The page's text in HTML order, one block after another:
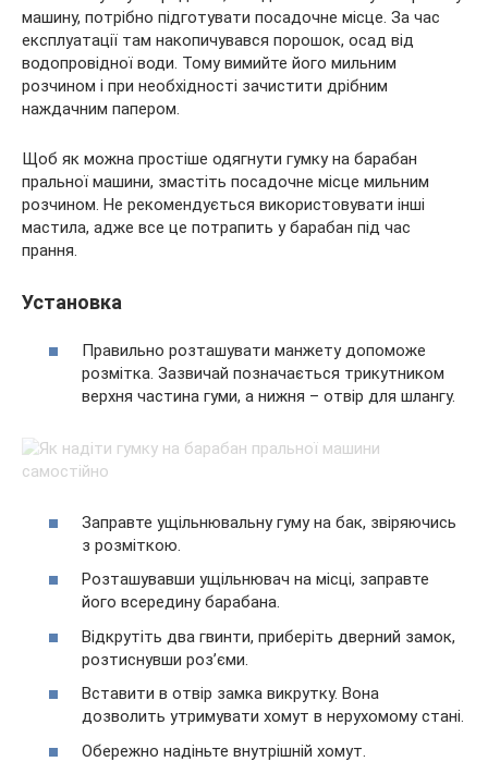
машину, потрібно підготувати посадочне місце. За час
експлуатації там накопичувався порошок, осад від
водопровідної води. Тому вимийте його мильним
розчином і при необхідності зачистити дрібним
наждачним папером.
Щоб як можна простіше одягнути гумку на барабан
пральної машини, змастіть посадочне місце мильним
розчином. Не рекомендується використовувати інші
мастила, адже все це потрапить у барабан під час
прання.
Установка
Правильно розташувати манжету допоможе
розмітка. Зазвичай позначається трикутником
верхня частина гуми, а нижня – отвір для шлангу.
Заправте ущільнювальну гуму на бак, звіряючись
з розміткою.
Розташувавши ущільнювач на місці, заправте
його всередину барабана.
Відкрутіть два гвинти, приберіть дверний замок,
розтиснувши роз’єми.
Вставити в отвір замка викрутку. Вона
дозволить утримувати хомут в нерухомому стані.
Обережно надіньте внутрішній хомут.